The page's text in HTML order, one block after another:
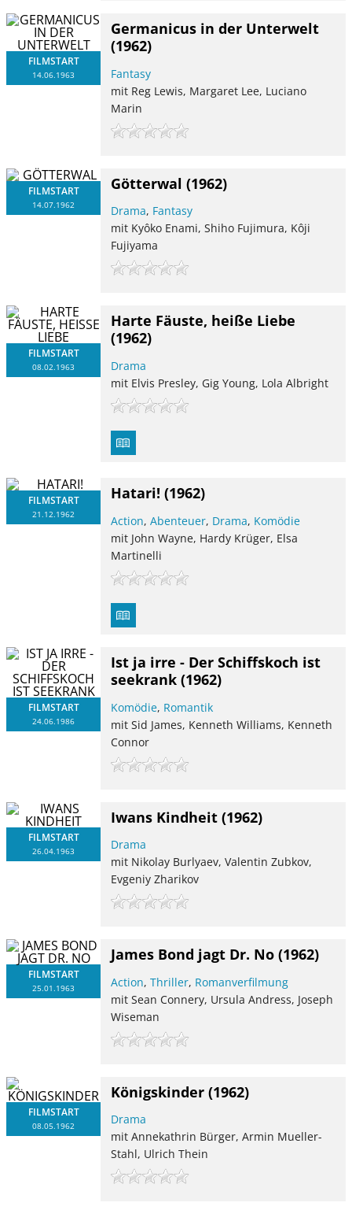
FILMSTART
14.06.1963
Germanicus in der Unterwelt
(1962)
Fantasy
mit Reg Lewis, Margaret Lee, Luciano
Marin
FILMSTART
14.07.1962
Götterwal (1962)
Drama, Fantasy
mit Kyôko Enami, Shiho Fujimura, Kôji
Fujiyama
FILMSTART
08.02.1963
Harte Fäuste, heiße Liebe
(1962)
Drama
mit Elvis Presley, Gig Young, Lola Albright
FILMSTART
21.12.1962
Hatari! (1962)
Action,Abenteuer, Drama, Komödie
mit John Wayne, Hardy Krüger, Elsa
Martinelli
FILMSTART
24.06.1986
Ist ja irre - Der Schiffskoch ist
seekrank (1962)
Komödie, Romantik
mit Sid James, Kenneth Williams, Kenneth
Connor
FILMSTART
26.04.1963
Iwans Kindheit (1962)
Drama
mit Nikolay Burlyaev, Valentin Zubkov,
Evgeniy Zharikov
FILMSTART
25.01.1963
James Bond jagt Dr. No (1962)
Action,Thriller, Romanverfilmung
mit Sean Connery, Ursula Andress, Joseph
Wiseman
FILMSTART
08.05.1962
Königskinder (1962)
Drama
mit Annekathrin Bürger, Armin Mueller-
Stahl, Ulrich Thein